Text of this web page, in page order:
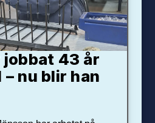
43 år
– nu blir han